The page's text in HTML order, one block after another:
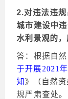
2.对违法违
城市建设中
水利景观的，
答：根据自
于开展2021
知 》（自然资
规严肃查处